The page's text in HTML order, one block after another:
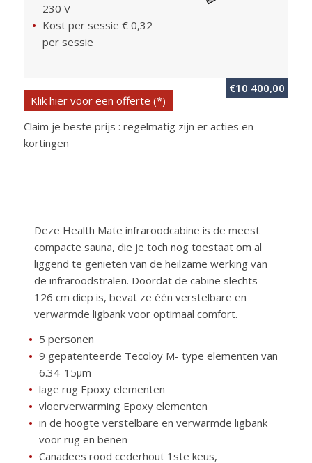
230 V
Kost per sessie € 0,32
per sessie
€10 400,00
Klik hier voor een offerte (*)
Claim je beste prijs : regelmatig zijn er acties en
kortingen
Deze Health Mate infraroodcabine is de meest
compacte sauna, die je toch nog toestaat om al
liggend te genieten van de heilzame werking van
de infraroodstralen. Doordat de cabine slechts
126 cm diep is, bevat ze één verstelbare en
verwarmde ligbank voor optimaal comfort.
5 personen
9 gepatenteerde Tecoloy M- type elementen van
6.34-15µm
lage rug Epoxy elementen
vloerverwarming Epoxy elementen
in de hoogte verstelbare en verwarmde ligbank
voor rug en benen
Canadees rood cederhout 1ste keus,